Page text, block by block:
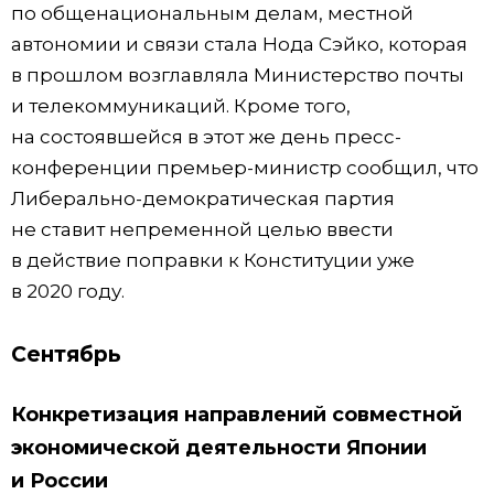
по общенациональным делам, местной
автономии и связи стала Нода Сэйко, которая
в прошлом возглавляла Министерство почты
и телекоммуникаций. Кроме того,
на состоявшейся в этот же день пресс-
конференции премьер-министр сообщил, что
Либерально-демократическая партия
не ставит непременной целью ввести
в действие поправки к Конституции уже
в 2020 году.
Сентябрь
Конкретизация направлений совместной
экономической деятельности Японии
и России